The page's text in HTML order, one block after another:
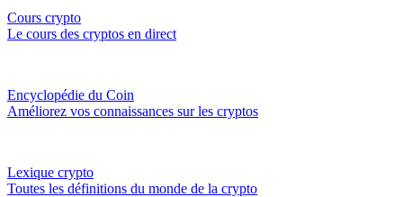
Cours crypto
Le cours des cryptos en direct
Encyclopédie du Coin
Améliorez vos connaissances sur les cryptos
Lexique crypto
Toutes les définitions du monde de la crypto